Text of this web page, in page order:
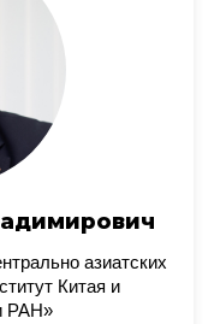
азиатских
Китая и
РАН»